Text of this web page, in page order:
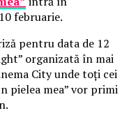
februarie.
pentru data de 12
organizată în mai
City unde toți cei
pielea mea” vor primi